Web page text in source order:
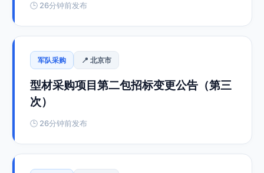
🕒 26分钟前发布
军队采购 📍 北京市
型材采购项目第二包招标变更公告（第三
次）
🕒 26分钟前发布